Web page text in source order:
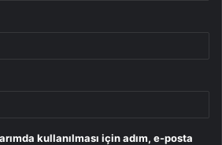
kullanılması için adım, e-posta